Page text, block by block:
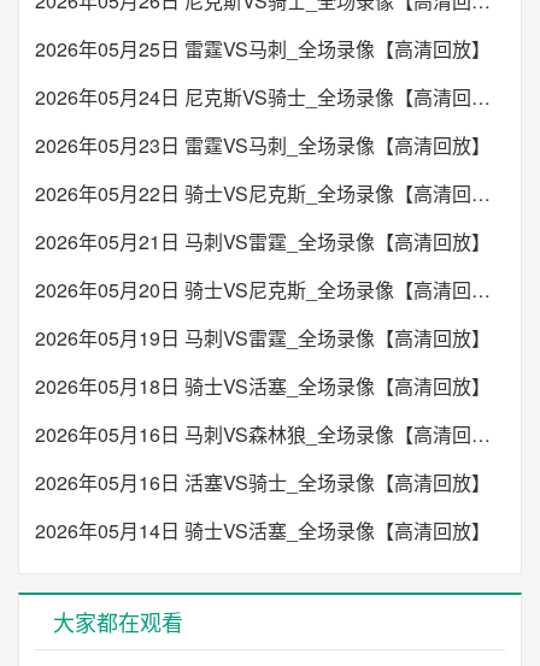
2026年05月25日 雷霆VS马刺_全场录像【高清回放】
2026年05月24日 尼克斯VS骑士_全场录像【高清回放】
2026年05月23日 雷霆VS马刺_全场录像【高清回放】
2026年05月22日 骑士VS尼克斯_全场录像【高清回放】
2026年05月21日 马刺VS雷霆_全场录像【高清回放】
2026年05月20日 骑士VS尼克斯_全场录像【高清回放】
2026年05月19日 马刺VS雷霆_全场录像【高清回放】
2026年05月18日 骑士VS活塞_全场录像【高清回放】
2026年05月16日 马刺VS森林狼_全场录像【高清回放】
2026年05月16日 活塞VS骑士_全场录像【高清回放】
2026年05月14日 骑士VS活塞_全场录像【高清回放】
大家都在观看